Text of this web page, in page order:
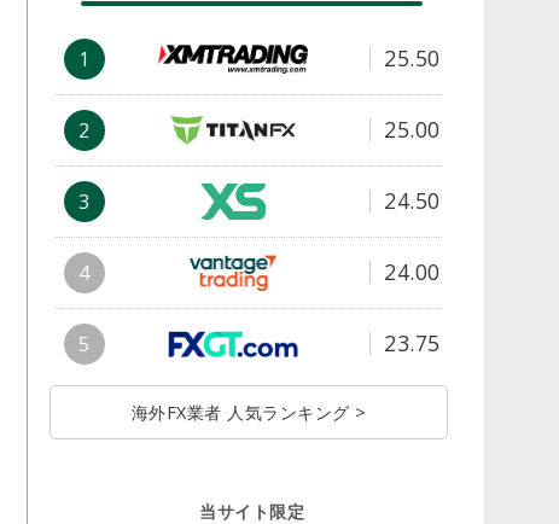
1 25.50
2 25.00
3 24.50
4 24.00
5 23.75
海外FX業者 人気ランキング >
当サイト限定